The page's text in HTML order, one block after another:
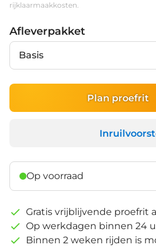
rijklaarmaakkosten.
Afleverpakket
Basis
Plan proefrit
Op voorraad
Gratis vrijblijvende proefrit
Op werkdagen binnen 24
Binnen 2 weken rijden is